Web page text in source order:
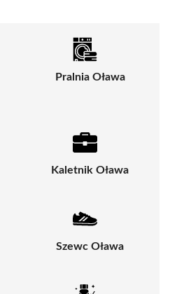
Pralnia Oława
Kaletnik Oława
Szewc Oława